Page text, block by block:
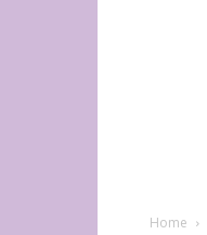
Home